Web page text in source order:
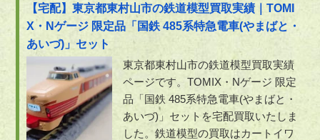
【宅配】東京都東村山市の鉄道模型買取実績｜TOMI
X・Nゲージ 限定品「国鉄 485系特急電車(やまばと・
あいづ)」セット
東京都東村山市の鉄道模型買取実績
ページです。TOMIX・Nゲージ 限定
品「国鉄 485系特急電車(やまばと・
あいづ)」セットを宅配買取いたしま
した。鉄道模型の買取はカートイワ